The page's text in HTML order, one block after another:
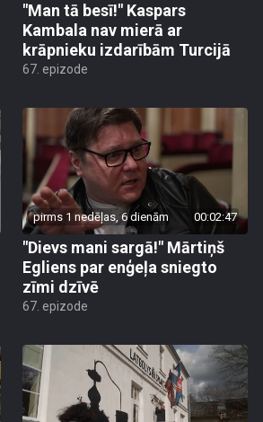
"Man tā besī!" Kaspars
Kambala nav mierā ar
krāpnieku izdarībām Turcijā
67. epizode
pirms 1 nedēļas, 6 dienām 00:02:47
"Dievs mani sargā!" Mārtiņš
Egliens par enģeļa sniegto
zīmi dzīvē
67. epizode